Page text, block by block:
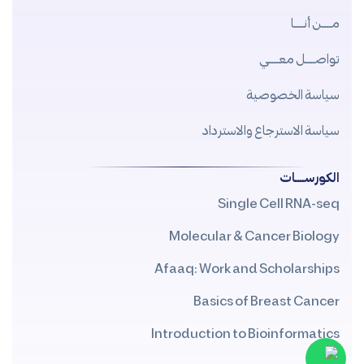
مــــن أنــــا
تواصــــل معــــي
سياسة الخصوصية
سياسة الاسترجاع والاسترداد
الكورســــات
Single Cell RNA-seq
Molecular & Cancer Biology
Afaaq: Work and Scholarships
Basics of Breast Cancer
Introduction to Bioinformatics